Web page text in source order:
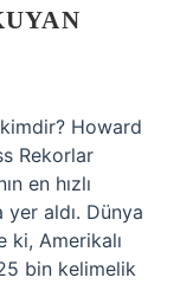
Howard
Rekorlar
en hızlı
yer aldı. Dünya
ki, Amerikalı
bin kelimelik